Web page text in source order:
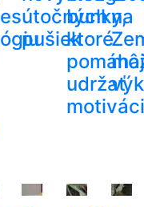
útočných
pušiek
bunky,
ktoré
udržať
na